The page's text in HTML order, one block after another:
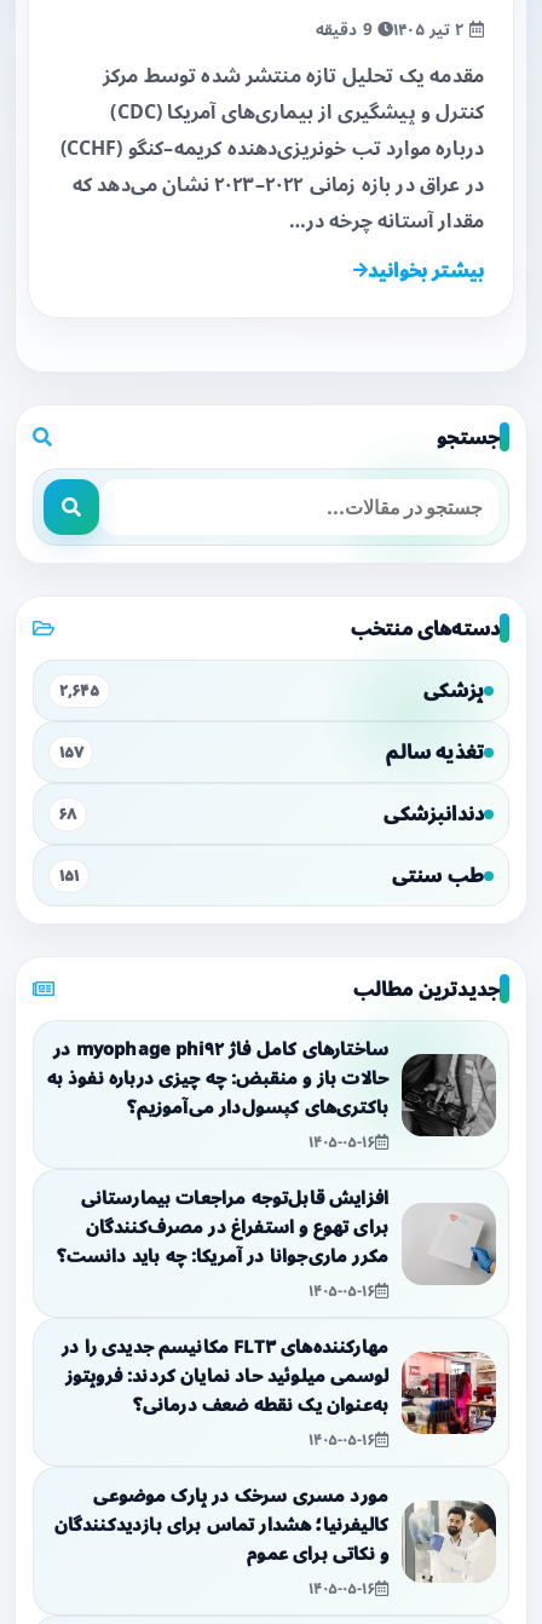
9 دقیقه
مقدمه یک تحلیل تازه منتشر شده توسط مرکز
کنترل و پیشگیری از بیماری‌های آمریکا (CDC)
درباره موارد تب خونریزی‌دهنده کریمه–کنگو (CCHF)
در عراق در بازه زمانی ۲۰۲۲–۲۰۲۳ نشان می‌دهد که
مقدار آستانه چرخه در…
بیشتر بخوانید
جستجو
دسته‌های منتخب
پزشکی ۲,۶۴۵
تغذیه سالم ۱۵۷
دندانپزشکی ۶۸
طب سنتی ۱۵۱
جدیدترین مطالب
ساختارهای کامل فاژ myophage phi۹۲ در
حالات باز و منقبض: چه چیزی درباره نفوذ به
باکتری‌های کپسول‌دار می‌آموزیم؟
۱۴۰۵-۰۵-۱۶
افزایش قابل‌توجه مراجعات بیمارستانی
برای تهوع و استفراغ در مصرف‌کنندگان
مکرر ماری‌جوانا در آمریکا: چه باید دانست؟
۱۴۰۵-۰۵-۱۶
مهارکننده‌های FLT۳ مکانیسم جدیدی را در
لوسمی میلوئید حاد نمایان کردند: فروپتوز
به‌عنوان یک نقطه ضعف درمانی؟
۱۴۰۵-۰۵-۱۶
مورد مسری سرخک در پارک موضوعی
کالیفرنیا؛ هشدار تماس برای بازدیدکنندگان
و نکاتی برای عموم
۱۴۰۵-۰۵-۱۶